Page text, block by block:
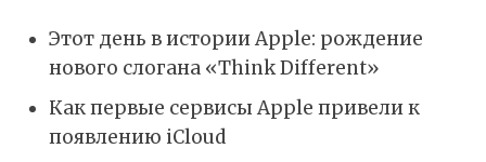
Этот день в истории Apple: рождение
нового слогана «Think Different»
Как первые сервисы Apple привели к
появлению iCloud